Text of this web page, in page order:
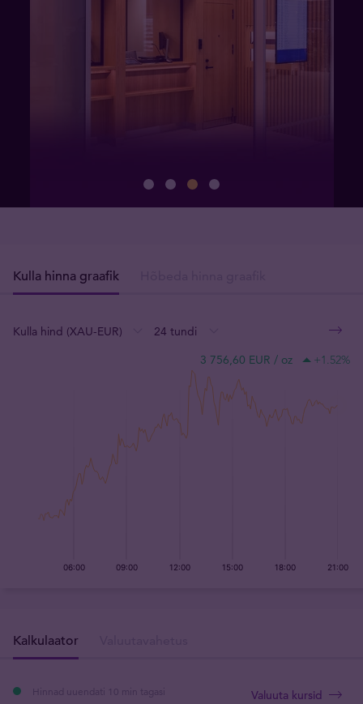
Kulla hinna graafik
3 756,60 EUR / oz +1.52%
Kalkulaator
Hinnad uuendati 10 min tagasi Valuuta kursid